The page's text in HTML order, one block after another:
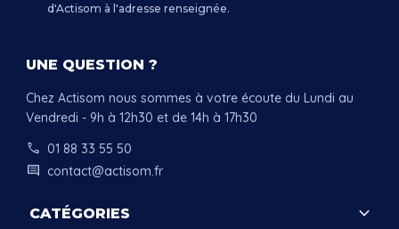
d'Actisom à l'adresse renseignée.
UNE QUESTION ?
Chez Actisom nous sommes à votre écoute du Lundi au
Vendredi - 9h à 12h30 et de 14h à 17h30
call 01 88 33 55 50
comment contact@actisom.fr
CATÉGORIES keyboard_arrow_down